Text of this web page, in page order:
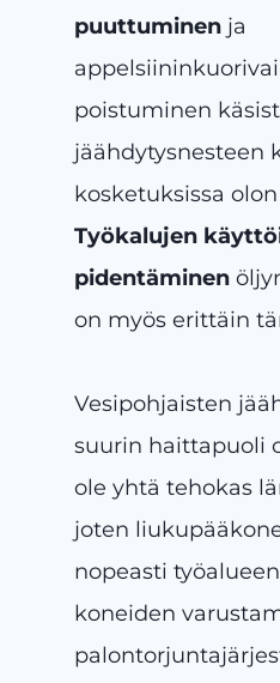
puuttuminen ja
poistuminen
jäähdytysnesteen
kosketuksissa
Työkalujen
pidentäminen
on myös erittäin
Vesipohjaisten
suurin haittapuoli
ole yhtä tehokas
joten
nopeasti
koneiden